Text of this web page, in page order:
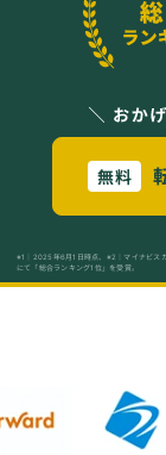
無料
※1｜2025年6月1日時点、※2｜マイナビス
にて「総合ランキング1位」を受賞。